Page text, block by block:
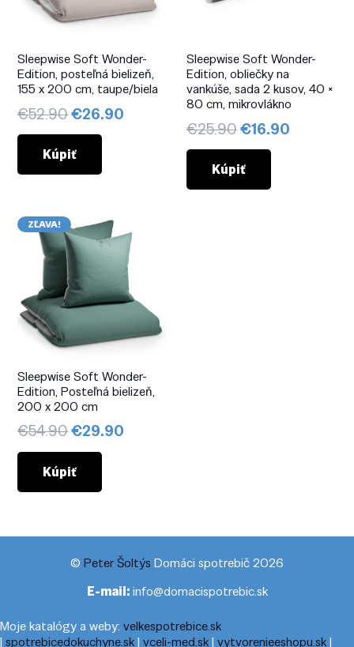
Sleepwise Soft Wonder-
Edition, posteľná bielizeň,
155 x 200 cm, taupe/biela
€52.90Pôvodná
cena
bola:
€52.90.
€26.90 Aktuálna
Kúpiť
Sleepwise Soft Wonder-
Edition, obliečky na
vankúše, sada 2 kusov, 40 ×
80 cm, mikrovlákno
€25.90Pôvodná
cena
bola:
€25.90.
€16.90
Kúpiť
ZĽAVA!
Sleepwise Soft Wonder-
Edition, Posteľná bielizeň,
200 x 200 cm
€54.90Pôvodná
cena
bola:
€54.90.
€29.90
Kúpiť
© Peter Šoltýs Domáci spotrebič 2026
E-mail:info@domacispotrebic.sk
Moje katalógy a weby: velkespotrebice.sk
| spotrebicedokuchyne.sk| vceli-med.sk| vytvorenieeshopu.sk|